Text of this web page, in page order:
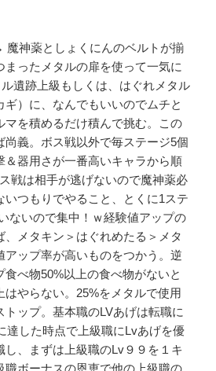
魔神薬としょくにんのベルトが揃
まったメタルの扉を使って一気に
遺跡上級もしくは、はぐれメタル
）に、なんでもいいのでムチと
マを積めるだけ積んで挑む。この
尚義。ボス戦以外で毎ステージ5個
＆器用さが一番高いキャラから順
戦は相手が逃げないので魔神薬必
いつもりでやること、とくに1ステ
ないので集中！ｗ経験値アップの
、メタキン＞はぐれめたる＞メタ
アップ率が高いものをつかう。逆
べ物50%以上の食べ物がないと
はやらない。25%をメタルで使用
トップ。基本職のLVあげは転職に
達した時点で上級職にLvあげを優
し、まずは上級職のLv９９を１キ